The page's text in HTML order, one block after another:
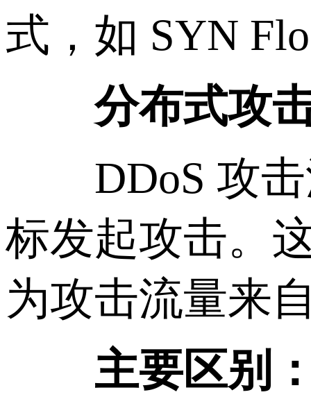
式，如 SYN
分布式攻
DDoS 攻击
标发起攻击。
为攻击流量来
主要区别